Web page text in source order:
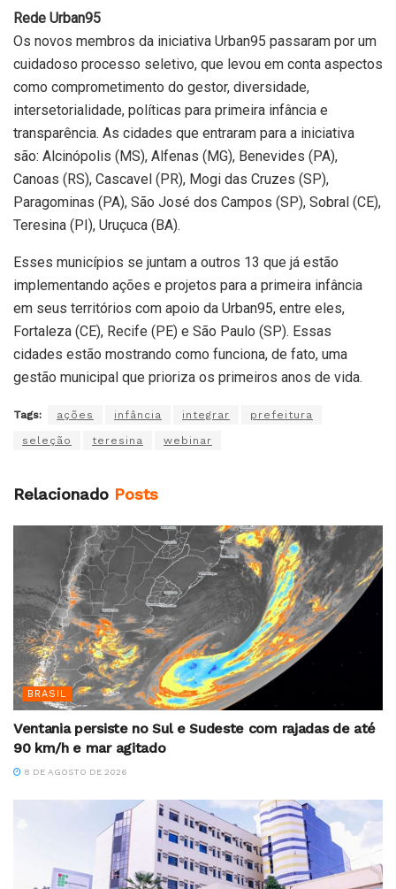
Rede Urban95
Os novos membros da iniciativa Urban95 passaram por um
cuidadoso processo seletivo, que levou em conta aspectos
como comprometimento do gestor, diversidade,
intersetorialidade, políticas para primeira infância e
transparência. As cidades que entraram para a iniciativa
são: Alcinópolis (MS), Alfenas (MG), Benevides (PA),
Canoas (RS), Cascavel (PR), Mogi das Cruzes (SP),
Paragominas (PA), São José dos Campos (SP), Sobral (CE),
Teresina (PI), Uruçuca (BA).
Esses municípios se juntam a outros 13 que já estão
implementando ações e projetos para a primeira infância
em seus territórios com apoio da Urban95, entre eles,
Fortaleza (CE), Recife (PE) e São Paulo (SP). Essas
cidades estão mostrando como funciona, de fato, uma
gestão municipal que prioriza os primeiros anos de vida.
Tags: ações infância integrar prefeitura
seleção teresina webinar
Relacionado Posts
BRASIL
Ventania persiste no Sul e Sudeste com rajadas de até
90 km/h e mar agitado
8 DE AGOSTO DE 2026